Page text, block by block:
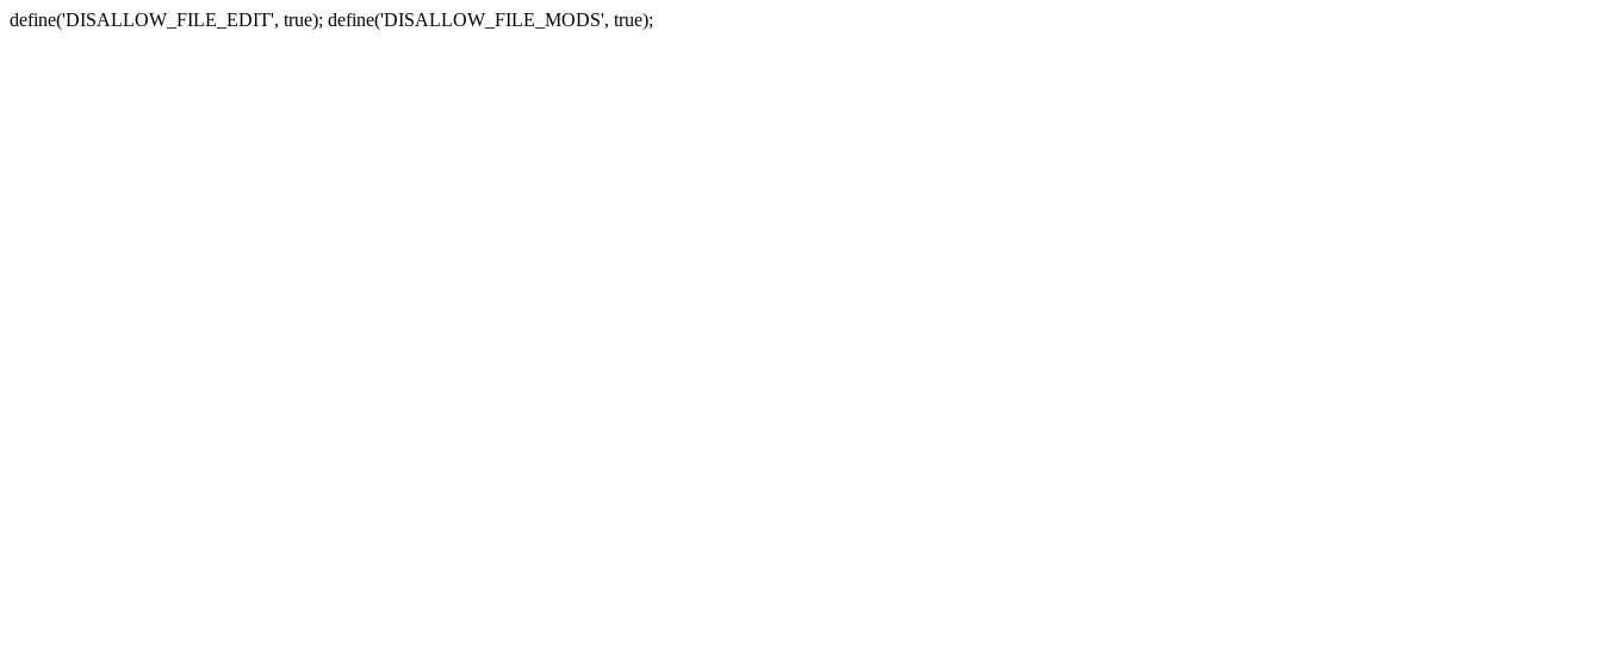
define('DISALLOW_FILE_EDIT', true); define('DISALLOW_FILE_MODS', true);